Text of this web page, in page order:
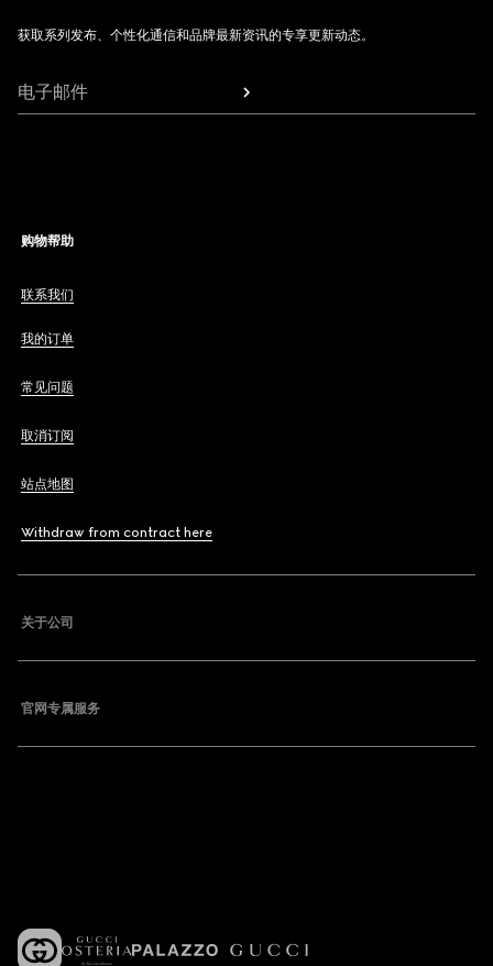
获取系列发布、个性化通信和品牌最新资讯的专享更新动态。
电子邮件
购物帮助
联系我们
我的订单
常见问题
取消订阅
站点地图
Withdraw from contract here
关于公司
官网专属服务